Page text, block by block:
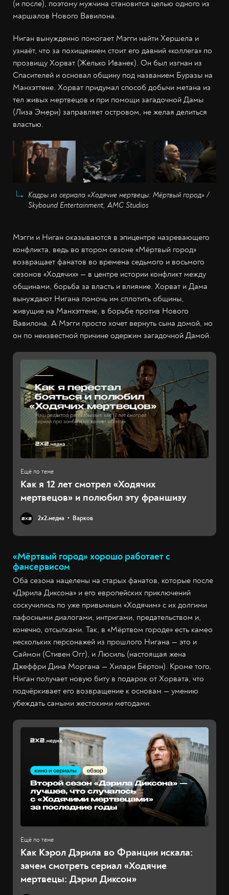
(и после), поэтому мужчина становится целью одного из
маршалов Нового Вавилона.
Ниган вынужденно помогает Мэгги найти Хершела и
узнаёт, что за похищением стоит его давний «коллега» по
прозвищу Хорват (Желько Иванек). Он был изгнан из
Спасителей и основал общину под названием Буразы на
Манхэттене. Хорват придумал способ добычи метана из
тел живых мертвецов и при помощи загадочной Дамы
(Лиза Эмери) заправляет островом, не желая делиться
властью.
Кадры из сериала «Ходячие мертвецы: Мёртвый город» /
Skybound Entertainment, AMC Studios
Мэгги и Ниган оказываются в эпицентре назревающего
конфликта, ведь во втором сезоне «Мёртвый город»
возвращает фанатов во времена седьмого и восьмого
сезонов «Ходячих» — в центре истории конфликт между
общинами, борьба за власть и влияние. Хорват и Дама
вынуждают Нигана помочь им сплотить общины,
живущие на Манхэттене, в борьбе против Нового
Вавилона. А Мэгги просто хочет вернуть сына домой, но
он по неизвестной причине одержим загадочной Дамой.
Как я 12 лет смотрел «Ходячих
мертвецов» и полюбил эту франшизу
2х2.медиа Варков
«Мёртвый город» хорошо работает с
фансервисом
Оба сезона нацелены на старых фанатов, которые после
«Дэрила Диксона» и его европейских приключений
соскучились по уже привычным «Ходячим» с их долгими
пафосными диалогами, интригами, предательством и,
конечно, отсылками. Так, в «Мёртвом городе» есть камео
нескольких персонажей из прошлого Нигана — это и
Саймон (Стивен Огг), и Люсиль (настоящая жена
Джеффри Дина Моргана — Хилари Бёртон). Кроме того,
Ниган получает новую биту в подарок от Хорвата, что
подчёркивает его возвращение к основам — умению
убеждать самыми жестокими методами.
Как Кэрол Дэрила во Франции искала:
зачем смотреть сериал «Ходячие
мертвецы: Дэрил Диксон»